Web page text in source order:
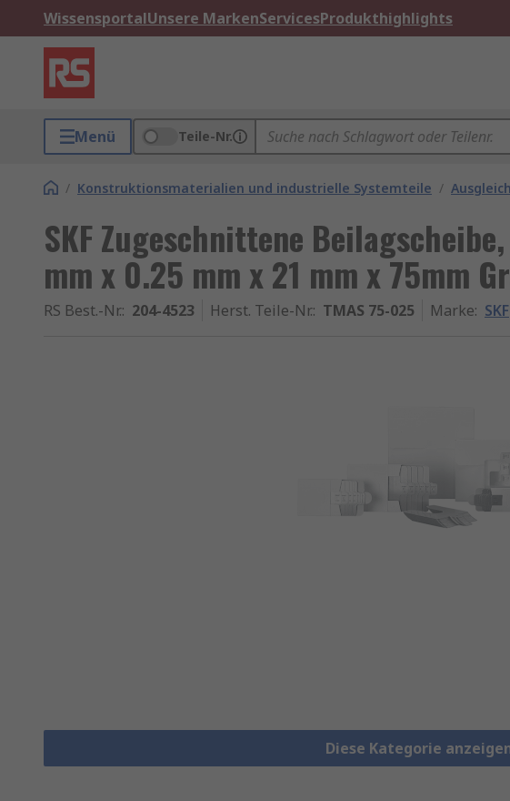
WissensportalUnsere MarkenServicesProdukthighlights
Menü Teile-Nr.
/ Konstruktionsmaterialien und industrielle Systemteile /
SKF Zugeschnittene
mm x 0.25 mm x 21 mm x 75mm
RS Best.-Nr.: 204-4523 Herst. Teile-Nr.: TMAS 75-025 Marke: SKF
Diese Kategorie